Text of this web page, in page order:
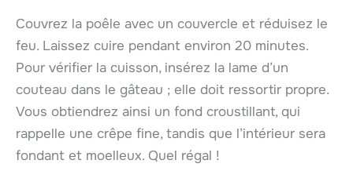
Couvrez la poêle avec un couvercle et réduisez le
feu. Laissez cuire pendant environ 20 minutes.
Pour vérifier la cuisson, insérez la lame d’un
couteau dans le gâteau ; elle doit ressortir propre.
Vous obtiendrez ainsi un fond croustillant, qui
rappelle une crêpe fine, tandis que l’intérieur sera
fondant et moelleux. Quel régal !